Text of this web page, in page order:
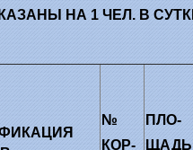
НА 1 ЧЕЛ. В
№
КОР-
ПЛО-